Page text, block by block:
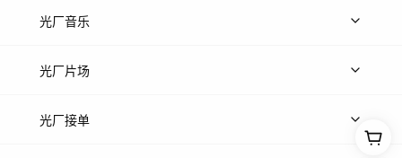
上传图片
光厂音乐
热门音乐
光厂片场
上传案例
光厂接单